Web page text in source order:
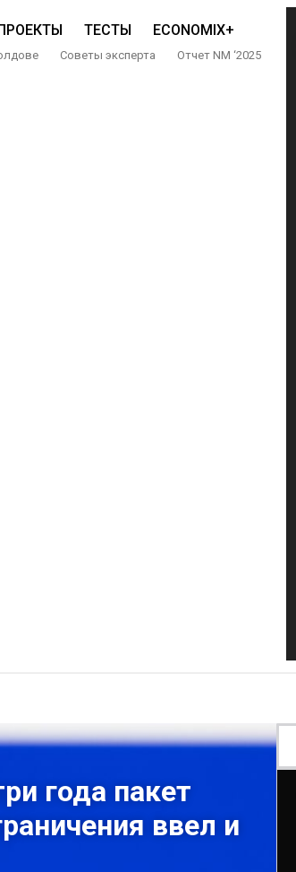
ТЕСТЫ ECONOMIX+
Советы эксперта Отчет NM ‘2025
года пакет
ввел и